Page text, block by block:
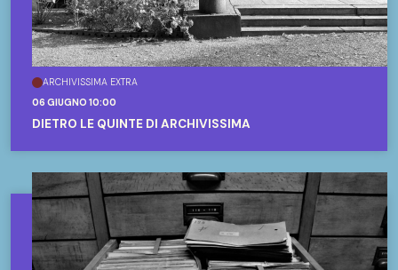
ARCHIVISSIMA EXTRA
06 GIUGNO 10:00
DIETRO LE QUINTE DI ARCHIVISSIMA